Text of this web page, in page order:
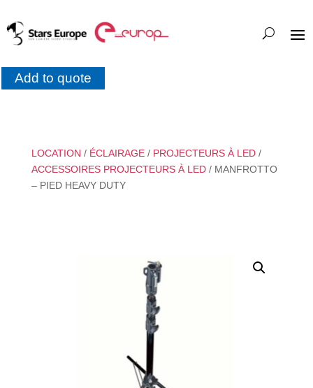
Add to quote
LOCATION / ÉCLAIRAGE/ PROJECTEURS À LED/
ACCESSOIRES PROJECTEURS À LED/ MANFROTTO
– PIED HEAVY DUTY